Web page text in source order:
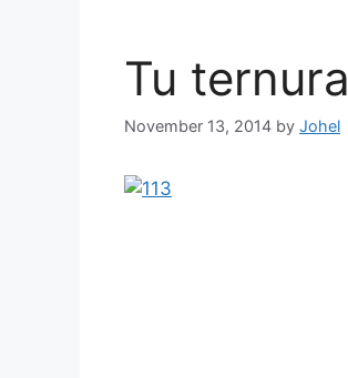
Tu ternura
November 13, 2014 by Johel